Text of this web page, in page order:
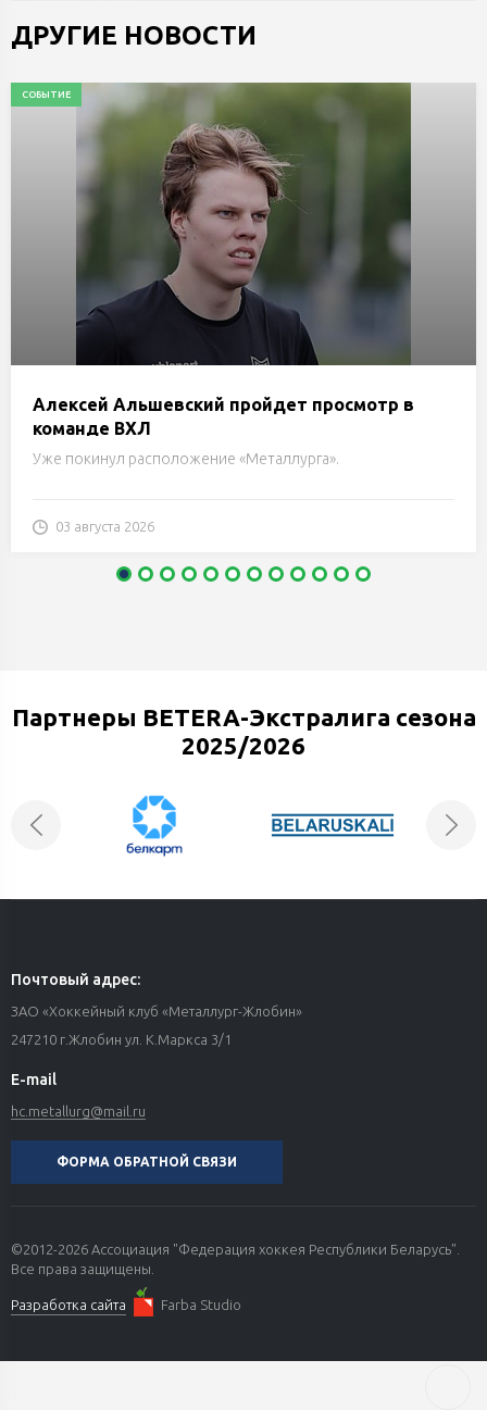
ДРУГИЕ НОВОСТИ
СОБЫТИЕ
Алексей Альшевский пройдет просмотр в
команде ВХЛ
Уже покинул расположение «Металлурга».
03 августа 2026
Партнеры BETERA-Экстралига сезона
2025/2026
Почтовый адрес:
ЗАО «Хоккейный клуб «Металлург-Жлобин»
247210 г.Жлобин ул. К.Маркса 3/1
E-mail
hc.metallurg@mail.ru
ФОРМА ОБРАТНОЙ СВЯЗИ
©2012-2026 Ассоциация "Федерация хоккея Республики Беларусь".
Все права защищены.
Разработка сайта Farba Studio